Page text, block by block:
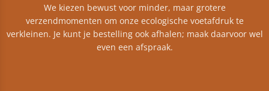
We kiezen bewust voor minder, maar grotere
verzendmomenten om onze ecologische voetafdruk te
verkleinen. Je kunt je bestelling ook afhalen; maak daarvoor wel
even een afspraak.